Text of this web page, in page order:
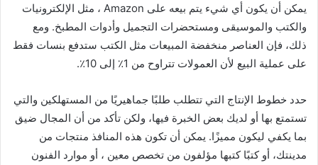
يمكن أن يكون أي شيء يتم بيعه على Amazon ، مثل الإلكترونيات
والكتب والموسيقى ومستحضرات التجميل وأدوات المطبخ. ومع
ذلك، فإن العناصر منخفضة المبيعات مثل الكتب ستدفع بنسات فقط
على عملية البيع لأن العمولات تتراوح من 1٪ إلى 10٪.
حدد خطوط الإنتاج التي تتطلب طلبًا جماهيريًا من المستهلكين والتي
تستمتع بها أو لديك بعض الخبرة فيها، ولكن تأكد من أن المجال ضيق
بما يكفي ليكون مميزًا. يمكن أن تكون هذه المنافذ منتجات من
مدينتك، أو كتبًا كتبها مؤلفون من تخصص معين ، أو موارد الفنون